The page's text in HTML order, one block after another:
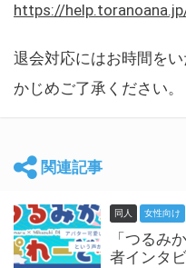
https://
退会対応にはお時間を
かじめご了承ください。
関連記事
同人 女性向け
「つるみ
者インタ